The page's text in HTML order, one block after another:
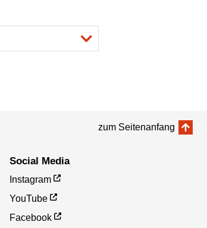
zum Seitenanfang
Social Media
Instagram
YouTube
Facebook